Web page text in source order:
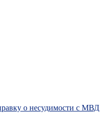
о несудимости с МВД